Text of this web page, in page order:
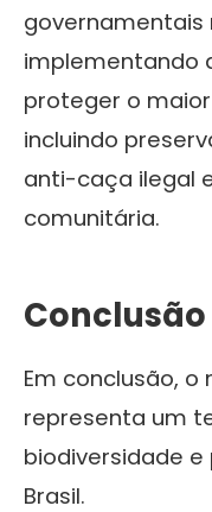
governamentais
implementando
proteger o
incluindo
anti-caça ilegal
comunitária.
Conclusão
Em conclusão,
representa um
biodiversidade
Brasil.